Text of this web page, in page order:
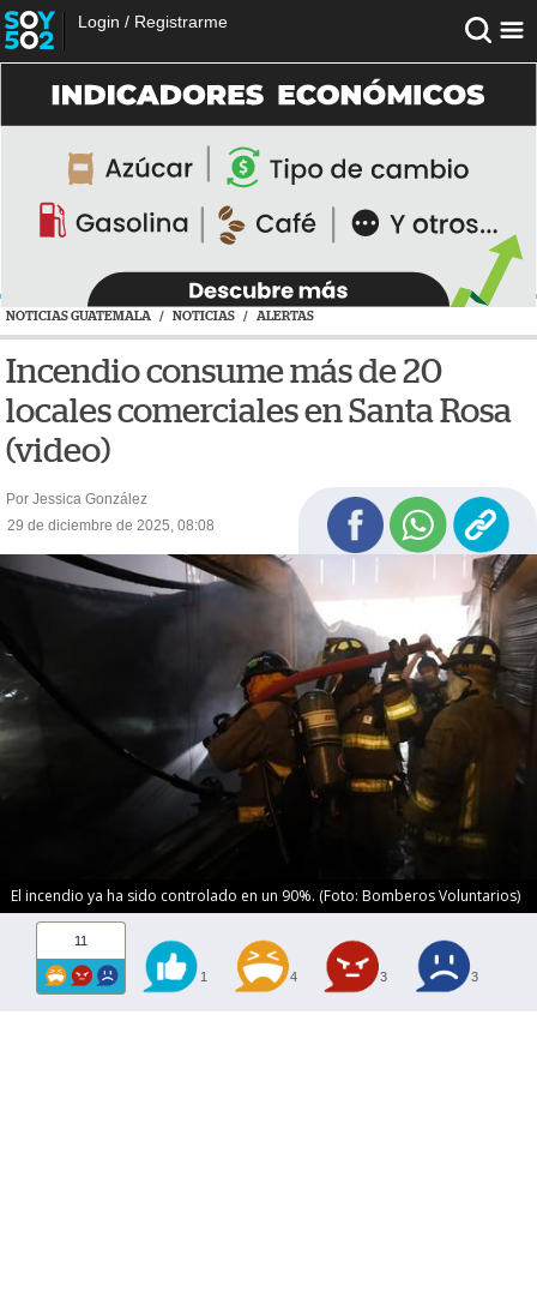
Login / Registrarme
NOTICIAS GUATEMALA / NOTICIAS / ALERTAS
Incendio consume más de 20
locales comerciales en Santa Rosa
(video)
Por Jessica González
29 de diciembre de 2025, 08:08
El incendio ya ha sido controlado en un 90%. (Foto: Bomberos Voluntarios)
11
1 4 3 3